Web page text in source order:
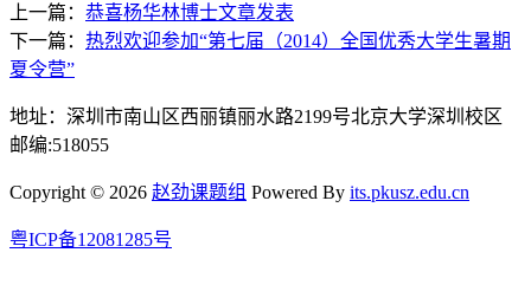
上一篇： 恭喜杨华林博士文章发表
下一篇： 热烈欢迎参加“第七届（2014）全国优秀大学生暑期
夏令营”
地址：深圳市南山区西丽镇丽水路2199号北京大学深圳校区
邮编:518055
Copyright © 2026 赵劲课题组 Powered By its.pkusz.edu.cn
粤ICP备12081285号